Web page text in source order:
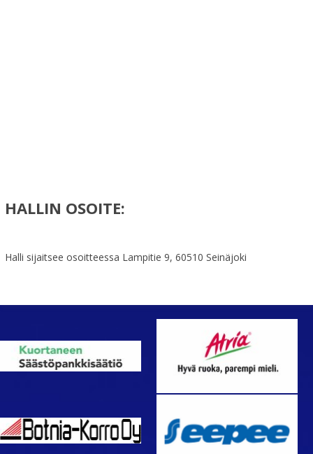
HALLIN OSOITE:
Halli sijaitsee osoitteessa Lampitie 9, 60510 Seinäjoki